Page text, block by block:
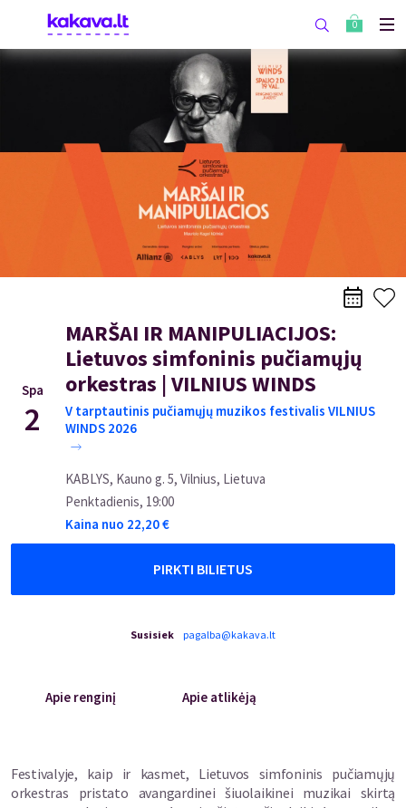
0
Spa
2
MARŠAI IR MANIPULIACIJOS:
Lietuvos simfoninis pučiamųjų
orkestras | VILNIUS WINDS
V tarptautinis pučiamųjų muzikos festivalis VILNIUS
WINDS 2026
KABLYS, Kauno g. 5, Vilnius, Lietuva
Penktadienis, 19:00
Kaina nuo 22,20€
PIRKTI BILIETUS
Susisiek pagalba@kakava.lt
Apie renginį Apie atlikėją
Festivalyje, kaip ir kasmet, Lietuvos simfoninis pučiamųjų
orkestras pristato avangardinei šiuolaikinei muzikai skirtą